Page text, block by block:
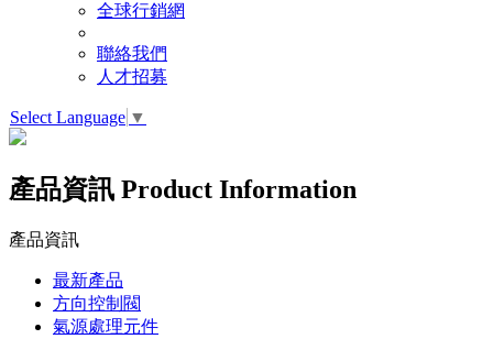
全球行銷網
聯絡我們
人才招募
Select Language ▼
產品資訊 Product Information
產品資訊
最新產品
方向控制閥
氣源處理元件